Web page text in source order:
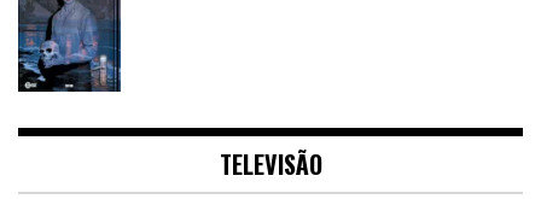
TELEVISÃO